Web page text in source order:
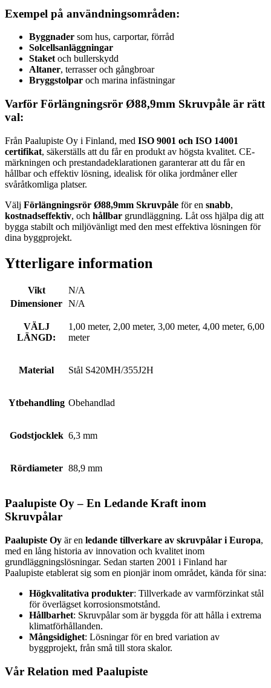
Exempel på användningsområden:
Byggnader som hus, carportar, förråd
Solcellsanläggningar
Staket och bullerskydd
Altaner, terrasser och gångbroar
Bryggstolpar och marina infästningar
Varför Förlängningsrör Ø88,9mm Skruvpåle är rätt
val:
Från Paalupiste Oy i Finland, med ISO 9001 och ISO 14001
certifikat, säkerställs att du får en produkt av högsta kvalitet. CE-
märkningen och prestandadeklarationen garanterar att du får en
hållbar och effektiv lösning, idealisk för olika jordmåner eller
svåråtkomliga platser.
Välj Förlängningsrör Ø88,9mm Skruvpåle för en snabb,
kostnadseffektiv, och hållbar grundläggning. Låt oss hjälpa dig att
bygga stabilt och miljövänligt med den mest effektiva lösningen för
dina byggprojekt.
Ytterligare information
Vikt
N/A
Dimensioner N/A
VÄLJ
LÄNGD:
1,00 meter, 2,00 meter, 3,00 meter, 4,00 meter, 6,00
meter
Material Stål S420MH/355J2H
Ytbehandling Obehandlad
Godstjocklek 6,3 mm
Rördiameter 88,9 mm
Paalupiste Oy – En Ledande Kraft inom
Skruvpålar
Paalupiste Oy är en ledande tillverkare av skruvpålar i Europa,
med en lång historia av innovation och kvalitet inom
grundläggningslösningar. Sedan starten 2001 i Finland har
Paalupiste etablerat sig som en pionjär inom området, kända för sina:
Högkvalitativa produkter: Tillverkade av varmförzinkat stål
för överlägset korrosionsmotstånd.
Hållbarhet: Skruvpålar som är byggda för att hålla i extrema
klimatförhållanden.
Mångsidighet: Lösningar för en bred variation av
byggprojekt, från små till stora skalor.
Vår Relation med Paalupiste